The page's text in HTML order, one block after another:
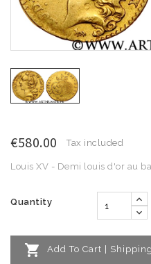
€580.00 Tax included
Louis XV - Demi louis d'or au
Quantity
 Add To Cart |